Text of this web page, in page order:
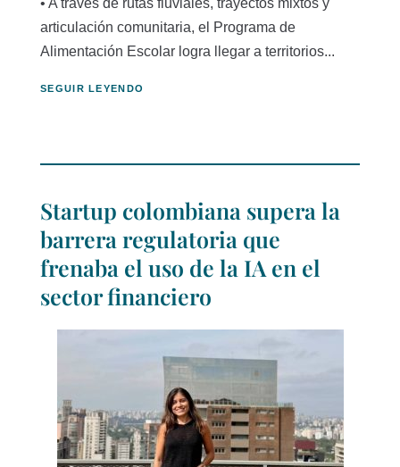
articulación comunitaria, el Programa de
Alimentación Escolar logra llegar a territorios...
SEGUIR LEYENDO
Startup colombiana supera la
barrera regulatoria que
frenaba el uso de la IA en el
sector financiero